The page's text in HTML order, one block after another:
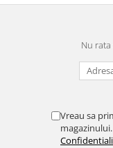
cratita...ma gandesc
cumpar si eu!
Nu
Vreau sa